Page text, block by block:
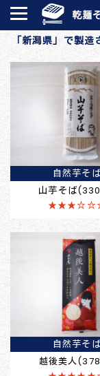
乾麺
「新潟県」で製造
自然芋そば
山芋そば
自然芋そば
越後美人